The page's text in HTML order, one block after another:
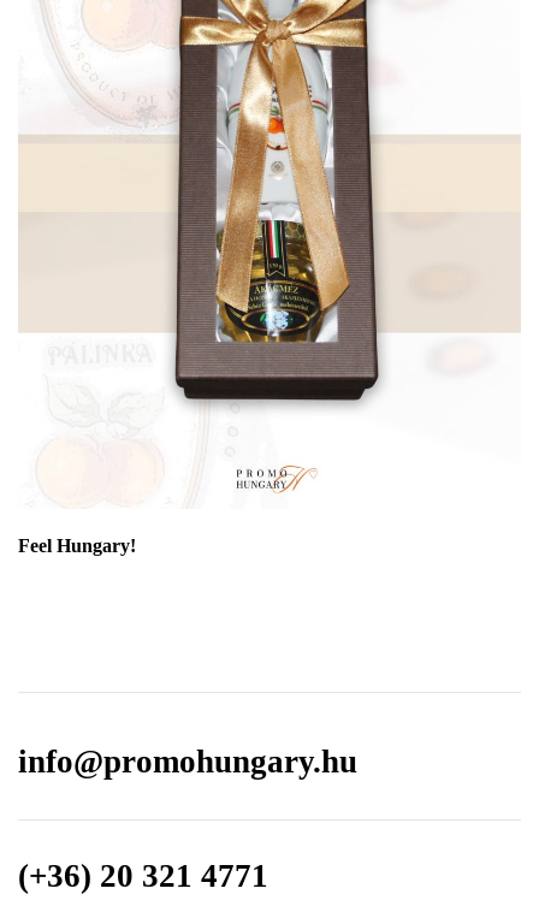
Feel Hungary!
info@promohungary.hu
(+36) 20 321 4771